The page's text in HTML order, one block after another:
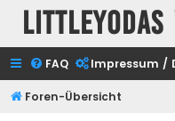
Littleyodas
FAQ Impressum /
Foren-Übersicht